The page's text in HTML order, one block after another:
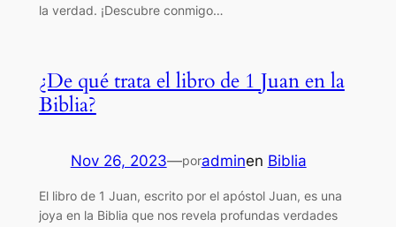
la verdad. ¡Descubre conmigo…
¿De qué trata el libro de 1 Juan en la
Biblia?
Nov 26, 2023—poradminen Biblia
El libro de 1 Juan, escrito por el apóstol Juan, es una
joya en la Biblia que nos revela profundas verdades